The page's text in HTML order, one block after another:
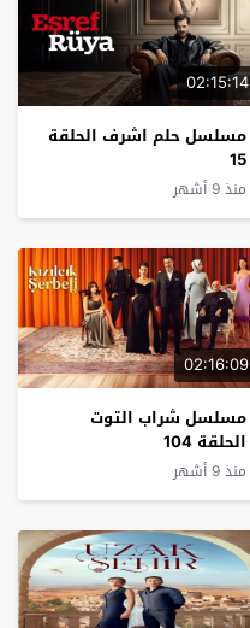
02:15:14
مسلسل حلم اشرف الحلقة
15
منذ 9 أشهر
02:16:09
مسلسل شراب التوت
الحلقة 104
منذ 9 أشهر